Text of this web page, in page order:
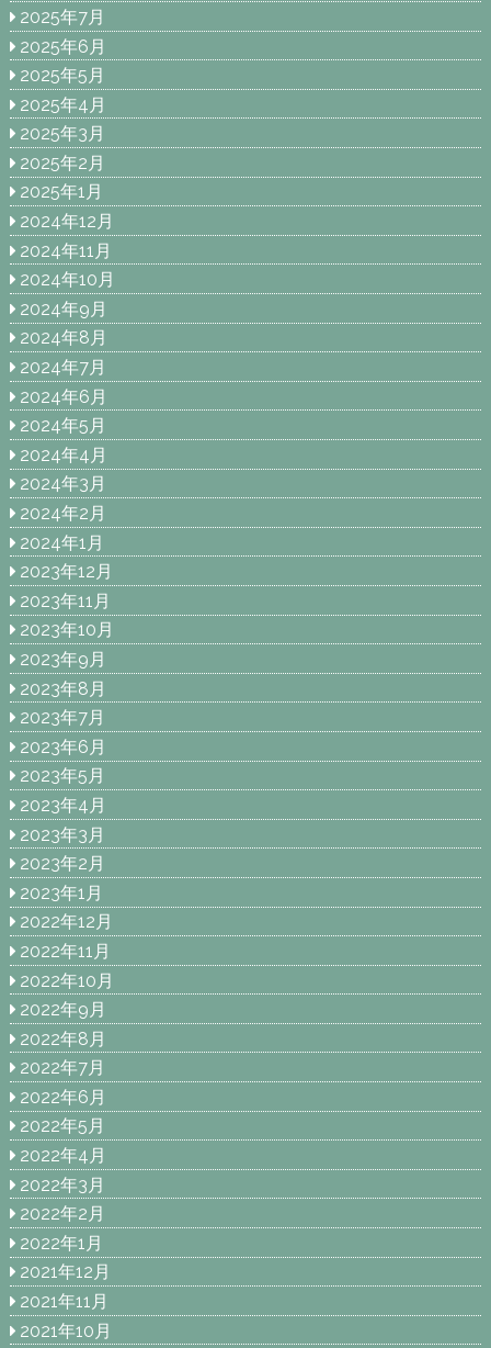
2025年7月
2025年6月
2025年5月
2025年4月
2025年3月
2025年2月
2025年1月
2024年12月
2024年11月
2024年10月
2024年9月
2024年8月
2024年7月
2024年6月
2024年5月
2024年4月
2024年3月
2024年2月
2024年1月
2023年12月
2023年11月
2023年10月
2023年9月
2023年8月
2023年7月
2023年6月
2023年5月
2023年4月
2023年3月
2023年2月
2023年1月
2022年12月
2022年11月
2022年10月
2022年9月
2022年8月
2022年7月
2022年6月
2022年5月
2022年4月
2022年3月
2022年2月
2022年1月
2021年12月
2021年11月
2021年10月